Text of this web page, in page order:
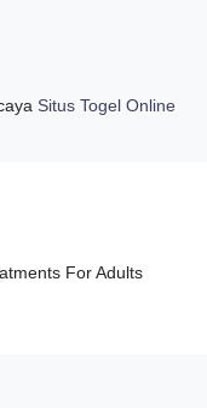
Situs Togel Online
For Adults